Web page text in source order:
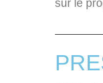
sur le